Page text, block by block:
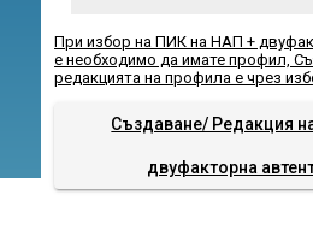
При избор на ПИК на НАП +
е необходимо да имате профил,
редакцията на профила е чрез
Създаване/ Редакция
двуфакторна